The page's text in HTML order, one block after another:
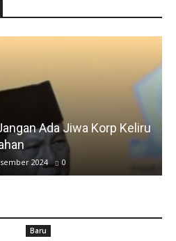
Ada Jiwa Korp Keliru
2024 0
Baru